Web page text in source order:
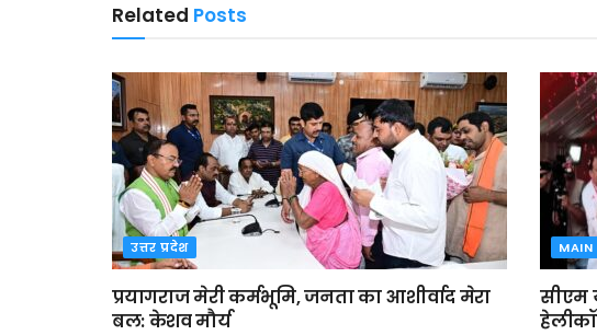
Related Posts
उत्तर प्रदेश
प्रयागराज मेरी कर्मभूमि, जनता का आशीर्वाद मेरा
बल: केशव मौर्य
MAIN
सीएम